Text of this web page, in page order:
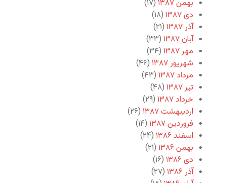
بهمن ۱۳۸۷
(۱۷)
دی ۱۳۸۷
(۱۸)
آذر ۱۳۸۷
(۲۱)
آبان ۱۳۸۷
(۳۳)
مهر ۱۳۸۷
(۳۴)
شهریور ۱۳۸۷
(۴۶)
مرداد ۱۳۸۷
(۴۳)
تیر ۱۳۸۷
(۴۸)
خرداد ۱۳۸۷
(۲۹)
اردیبهشت ۱۳۸۷
(۲۶)
فروردین ۱۳۸۷
(۱۴)
اسفند ۱۳۸۶
(۲۴)
بهمن ۱۳۸۶
(۲۱)
دی ۱۳۸۶
(۱۶)
آذر ۱۳۸۶
(۲۷)